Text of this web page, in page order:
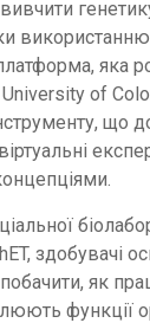
яка
of
що
здобувачі
як
функції